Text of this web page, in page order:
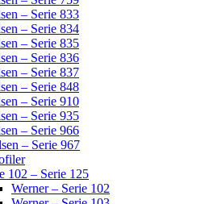
– Serie 833
– Serie 834
– Serie 835
– Serie 836
– Serie 837
– Serie 848
– Serie 910
– Serie 935
– Serie 966
– Serie 967
102 – Serie 125
Werner – Serie 102